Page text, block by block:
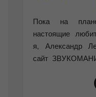
Пока на
настоящие
я, Александр
сайт